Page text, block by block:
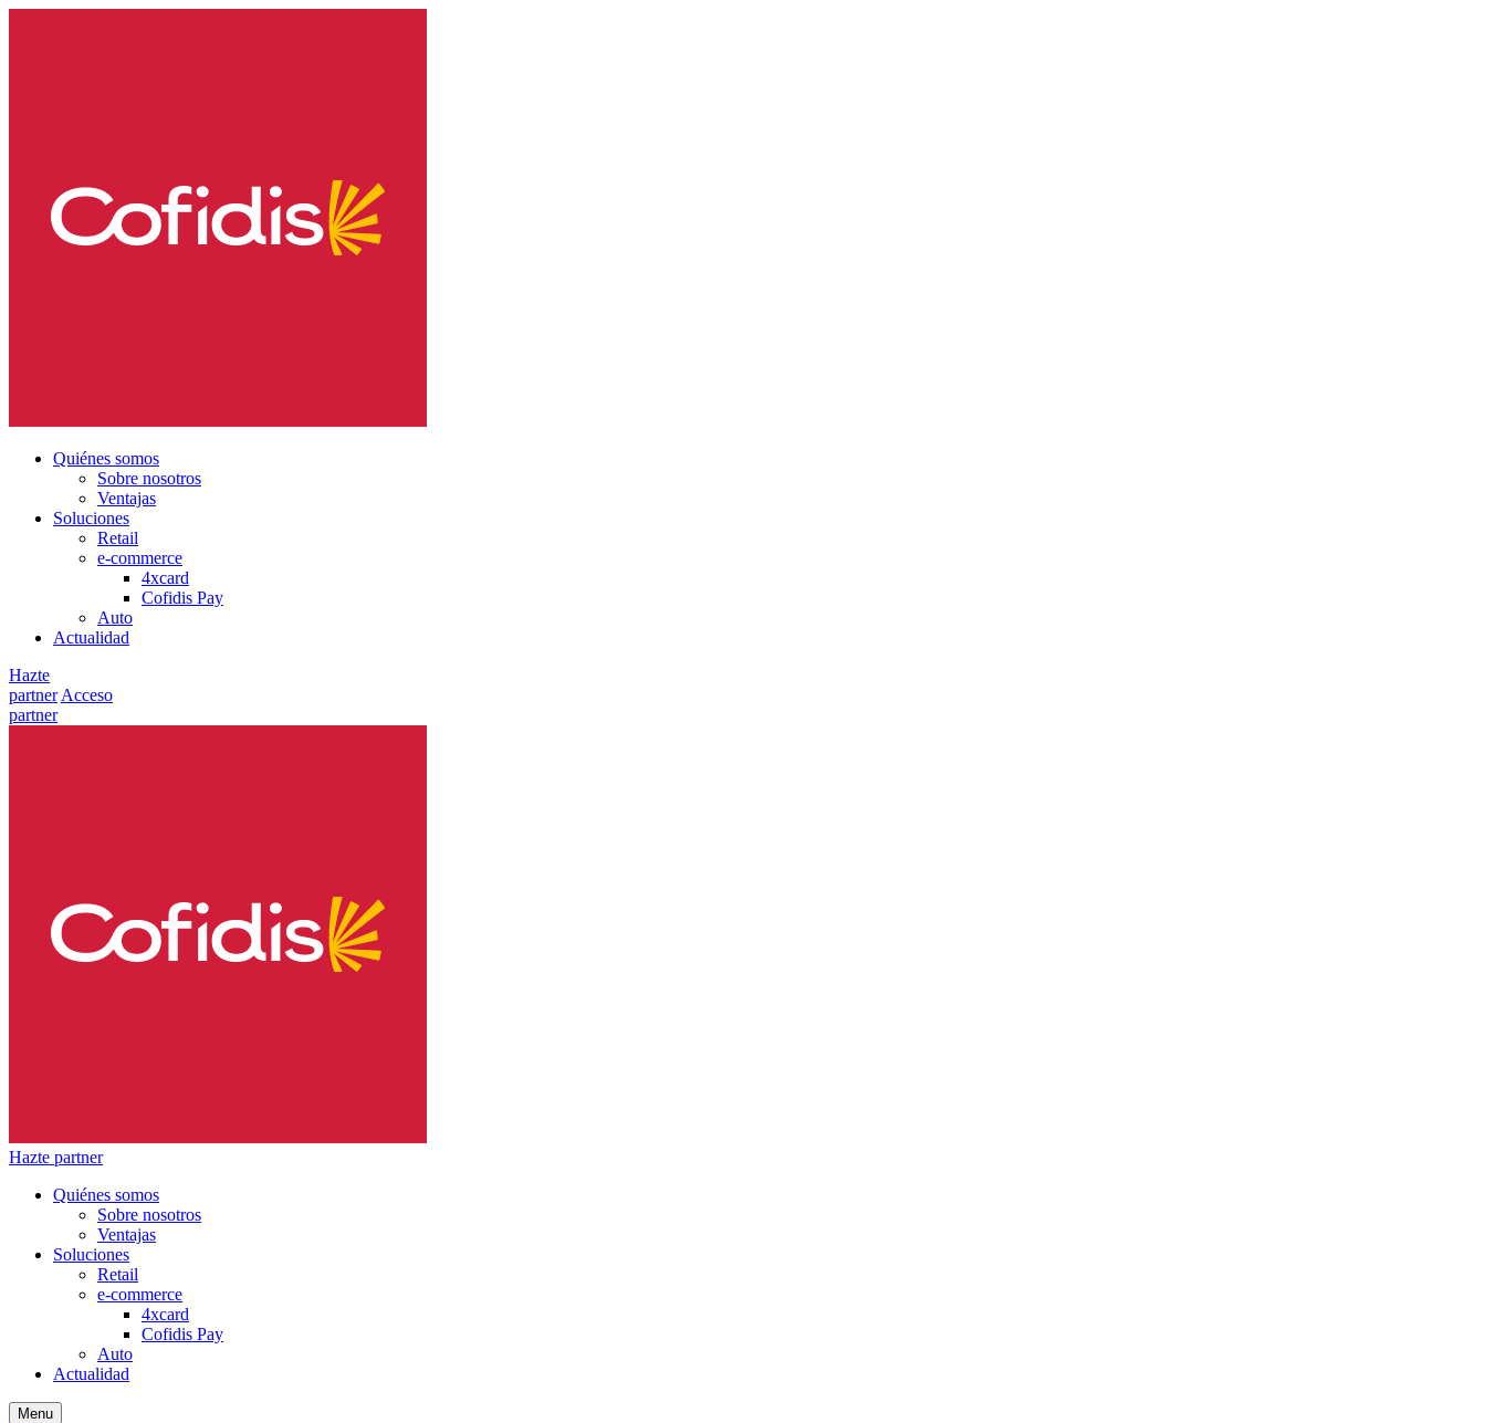
Quiénes somos
Sobre nosotros
Ventajas
Soluciones
Retail
e-commerce
4xcard
Cofidis Pay
Auto
Actualidad
Hazte
partner Acceso
partner
Hazte partner
Quiénes somos
Sobre nosotros
Ventajas
Soluciones
Retail
e-commerce
4xcard
Cofidis Pay
Auto
Actualidad
Menu